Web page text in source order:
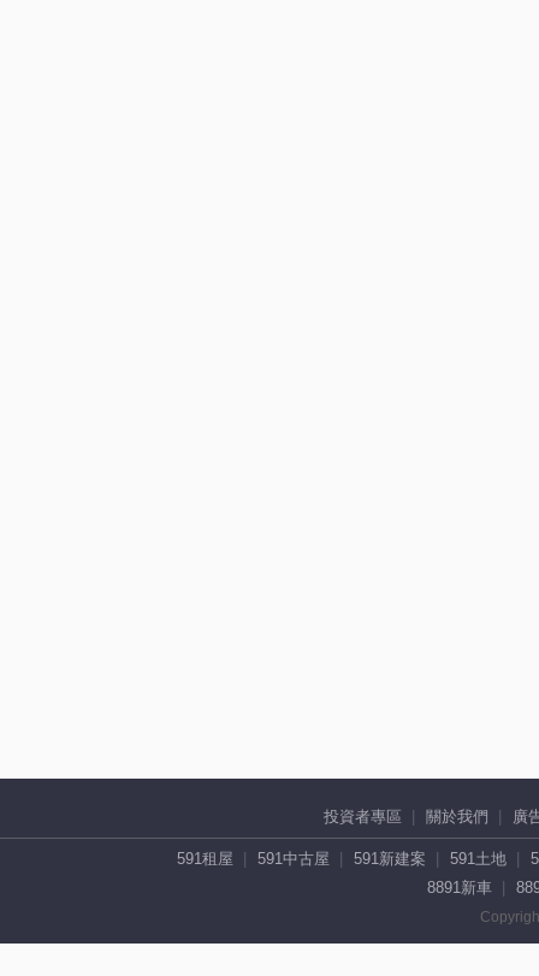
投資者專區 關於我們 廣
591租屋 591中古屋 591新建案 591土地
8891新車